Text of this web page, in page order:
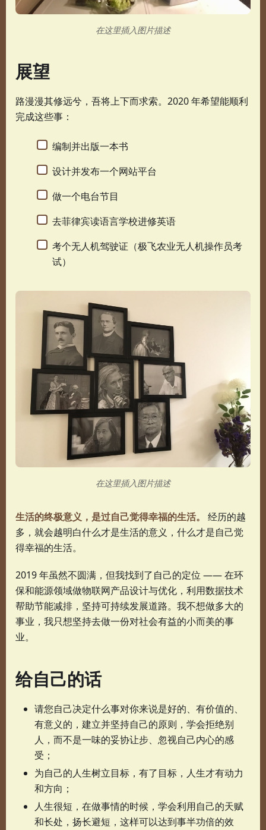
在这里插入图片描述
展望
路漫漫其修远兮，吾将上下而求索。2020 年希望能顺利
完成这些事：
编制并出版一本书
设计并发布一个网站平台
做一个电台节目
去菲律宾读语言学校进修英语
考个无人机驾驶证（极飞农业无人机操作员考
试）
在这里插入图片描述
生活的终极意义，是过自己觉得幸福的生活。
经历的越
多，就会越明白什么才是生活的意义，什么才是自己觉
得幸福的生活。
2019 年虽然不圆满，但我找到了自己的定位 —— 在环
保和能源领域做物联网产品设计与优化，利用数据技术
帮助节能减排，坚持可持续发展道路。我不想做多大的
事业，我只想坚持去做一份对社会有益的小而美的事
业。
给自己的话
请您自己决定什么事对你来说是好的、有价值的、
有意义的，建立并坚持自己的原则，学会拒绝别
人，而不是一味的妥协让步、忽视自己内心的感
受；
为自己的人生树立目标，有了目标，人生才有动力
和方向；
人生很短，在做事情的时候，学会利用自己的天赋
和长处，扬长避短，这样可以达到事半功倍的效